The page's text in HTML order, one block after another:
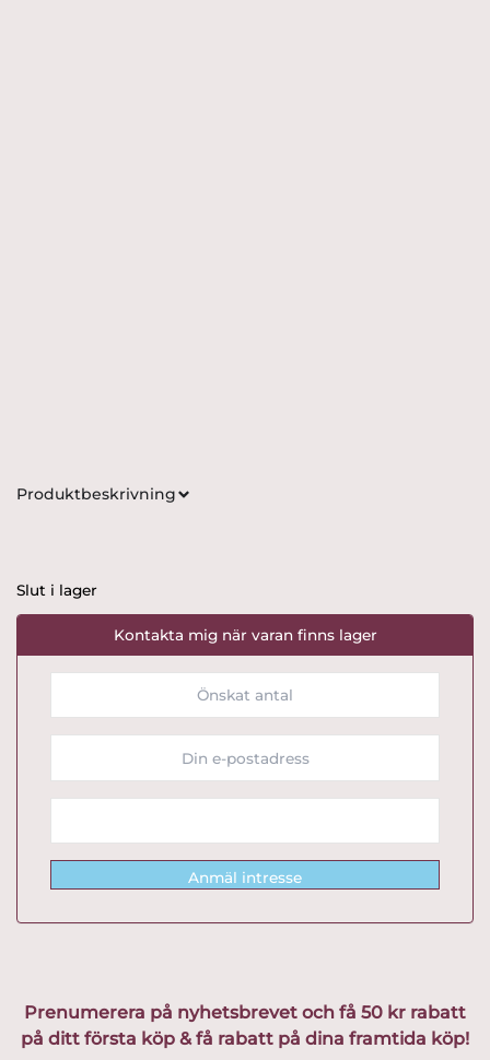
Produktbeskrivning
Slut i lager
Kontakta mig när varan finns lager
Anmäl intresse
Prenumerera på nyhetsbrevet och få 50 kr rabatt
på ditt första köp & få rabatt på dina framtida köp!